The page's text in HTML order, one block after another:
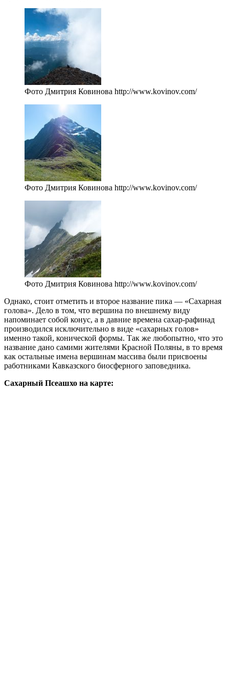
Фото Дмитрия Ковинова http://www.kovinov.com/
Фото Дмитрия Ковинова http://www.kovinov.com/
Фото Дмитрия Ковинова http://www.kovinov.com/
Однако, стоит отметить и второе название пика — «Сахарная
голова». Дело в том, что вершина по внешнему виду
напоминает собой конус, а в давние времена сахар-рафинад
производился исключительно в виде «сахарных голов»
именно такой, конической формы. Так же любопытно, что это
название дано самими жителями Красной Поляны, в то время
как остальные имена вершинам массива были присвоены
работниками Кавказского биосферного заповедника.
Сахарный Псеашхо на карте: